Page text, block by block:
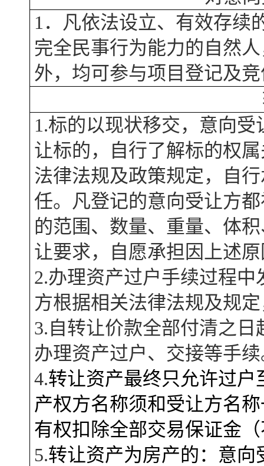
1．凡依法设立、有效存续
完全民事行为能力的自然
外，均可参与项目登记及
1.标的以现状移交，意向
让标的，自行了解标的权
法律法规及政策规定，自
任。凡登记的意向受让方
的范围、数量、重量、体
让要求，自愿承担因上述
2.办理资产过户手续过程
方根据相关法律法规及规
3.自转让价款全部付清之日
办理资产过户、交接等手
4.转让资产最终只允许过
产权方名称须和受让方名
有权扣除全部交易保证金
5.转让资产为房产的：意